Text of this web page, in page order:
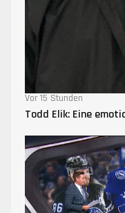
Vor 15 Stunden
Todd Elik: Eine